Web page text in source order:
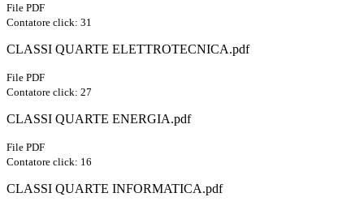
File PDF
Contatore click: 31
CLASSI QUARTE ELETTROTECNICA.pdf
File PDF
Contatore click: 27
CLASSI QUARTE ENERGIA.pdf
File PDF
Contatore click: 16
CLASSI QUARTE INFORMATICA.pdf